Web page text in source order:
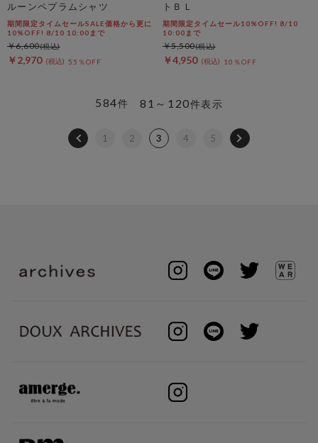
ルーンペプラムシャツ
期間限定タイムセールSALE価格から更に
10%OFF! 8/10 10:00まで
￥2,970 55％OFF
￥6,600
トＢＬ
期間限定タイムセール10%OFF! 8/10
10:00まで
￥4,950 10％OFF
￥5,500
81～120件表示
584件
1 2 3 4 5